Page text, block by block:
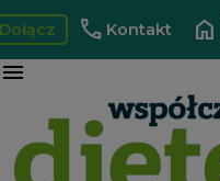
call Kontakt home
menu